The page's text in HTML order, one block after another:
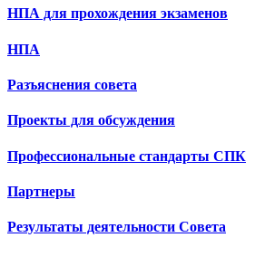
НПА для прохождения экзаменов
НПА
Разъяснения совета
Проекты для обсуждения
Профессиональные стандарты СПК
Партнеры
Результаты деятельности Совета